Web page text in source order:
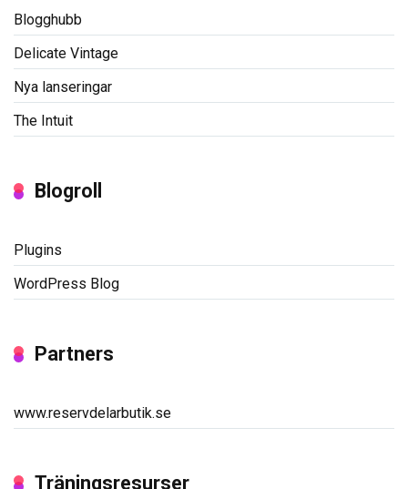
Blogghubb
Delicate Vintage
Nya lanseringar
The Intuit
Blogroll
Plugins
WordPress Blog
Partners
www.reservdelarbutik.se
Träningsresurser